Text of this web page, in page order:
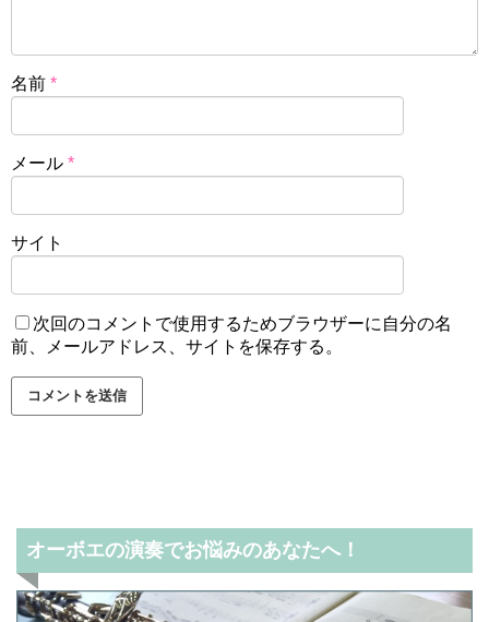
名前 *
メール *
サイト
次回のコメントで使用するためブラウザーに自分の名
前、メールアドレス、サイトを保存する。
オーボエの演奏でお悩みのあなたへ！